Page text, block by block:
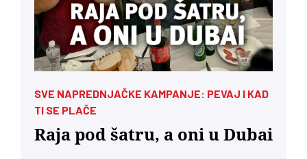
SVE NAPREDNJAČKE KAMPANJE: PEVAJ I KAD
TI SE PLAČE
Raja pod šatru, a oni u Dubai